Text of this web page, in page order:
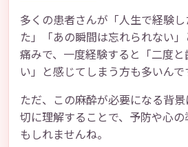
多くの患者さんが「人生で経験
た」「あの瞬間は忘れられない
痛みで、一度経験すると「二度
い」と感じてしまう方も多いんで
ただ、この麻酔が必要になる背
切に理解することで、予防や心
もしれませんね。